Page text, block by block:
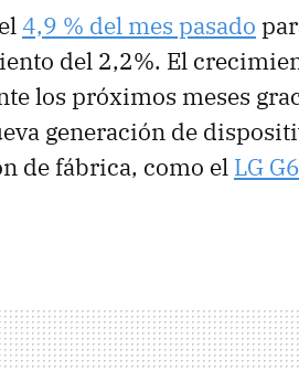
4,9 % del mes pasado
del 2,2%. El
los próximos meses
generación de
de fábrica, como el LG G6